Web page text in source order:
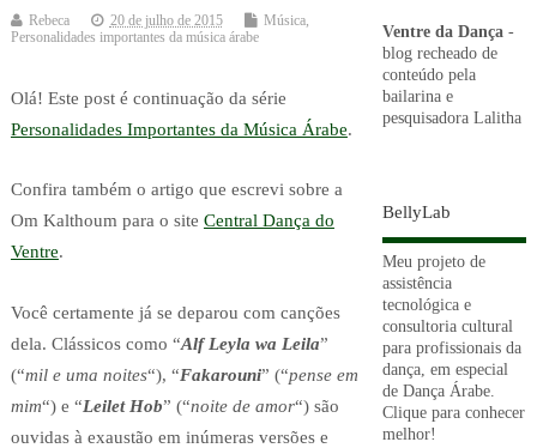
Rebeca 20 de julho de 2015 Música,
Personalidades importantes da música árabe
Olá! Este post é continuação da série
Personalidades Importantes da Música Árabe.
Confira também o artigo que escrevi sobre a
Om Kalthoum para o site Central Dança do
Ventre.
Você certamente já se deparou com canções
dela. Clássicos como “Alf Leyla wa Leila”
(“mil e uma noites“), “Fakarouni” (“pense em
mim“) e “Leilet Hob” (“noite de amor“) são
ouvidas à exaustão em inúmeras versões e
Ventre da Dança-
blog recheado de
conteúdo pela
bailarina e
pesquisadora Lalitha
BellyLab
Meu projeto de
assistência
tecnológica e
consultoria cultural
para profissionais da
dança, em especial
de Dança Árabe.
Clique para conhecer
melhor!